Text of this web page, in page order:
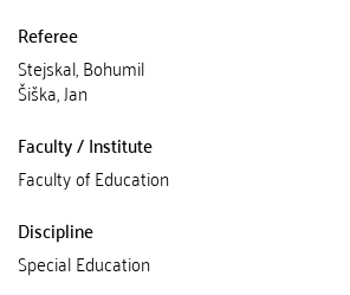
Referee
Stejskal, Bohumil
Šiška, Jan
Faculty / Institute
Faculty of Education
Discipline
Special Education